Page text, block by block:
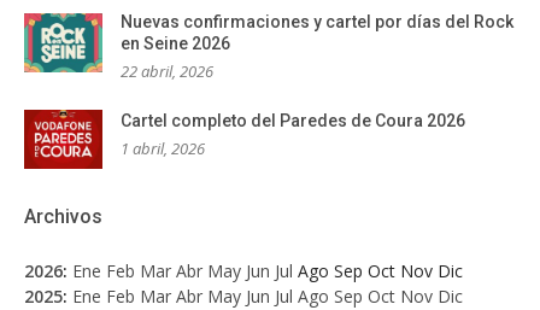
Nuevas confirmaciones y cartel por días del Rock
en Seine 2026
22 abril, 2026
Cartel completo del Paredes de Coura 2026
1 abril, 2026
Archivos
2026: Ene Feb Mar Abr May Jun Jul Ago Sep Oct Nov Dic
2025: Ene Feb Mar Abr May Jun Jul Ago Sep Oct Nov Dic